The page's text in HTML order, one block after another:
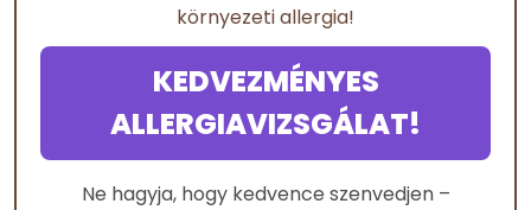
környezeti allergia!
KEDVEZMÉNYES
ALLERGIAVIZSGÁLAT!
Ne hagyja, hogy kedvence szenvedjen –